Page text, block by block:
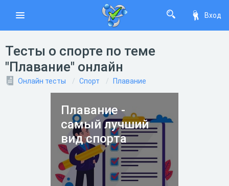
Вход
Тесты о спорте по теме
"Плавание" онлайн
Онлайн тесты Спорт Плавание
Плавание -
самый лучший
вид спорта